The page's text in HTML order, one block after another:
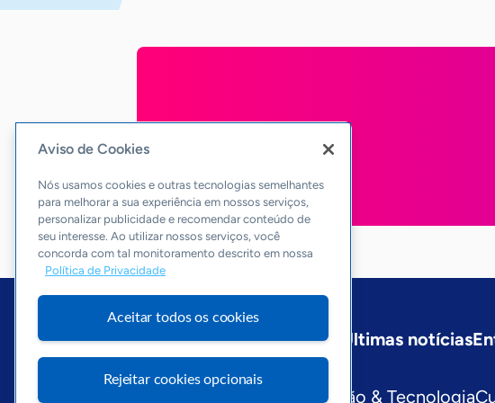
InícioBahia Sobre a ASN Últimas notícias
Editorias
Inovação & Tecnologia
Aviso de Cookies
Nós usamos cookies e outras tecnologias semelhantes
para melhorar a sua experiência em nossos serviços,
personalizar publicidade e recomendar conteúdo de
seu interesse. Ao utilizar nossos serviços, você
concorda com tal monitoramento descrito em nossa
Política de Privacidade
Aceitar todos os cookies
Rejeitar cookies opcionais